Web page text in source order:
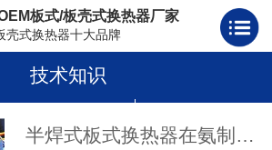
板式/板壳式换热器厂家
壳式换热器十大品牌
板壳式换热器
技术知识
半焊式板式换热器在氨制冷行业中的应用